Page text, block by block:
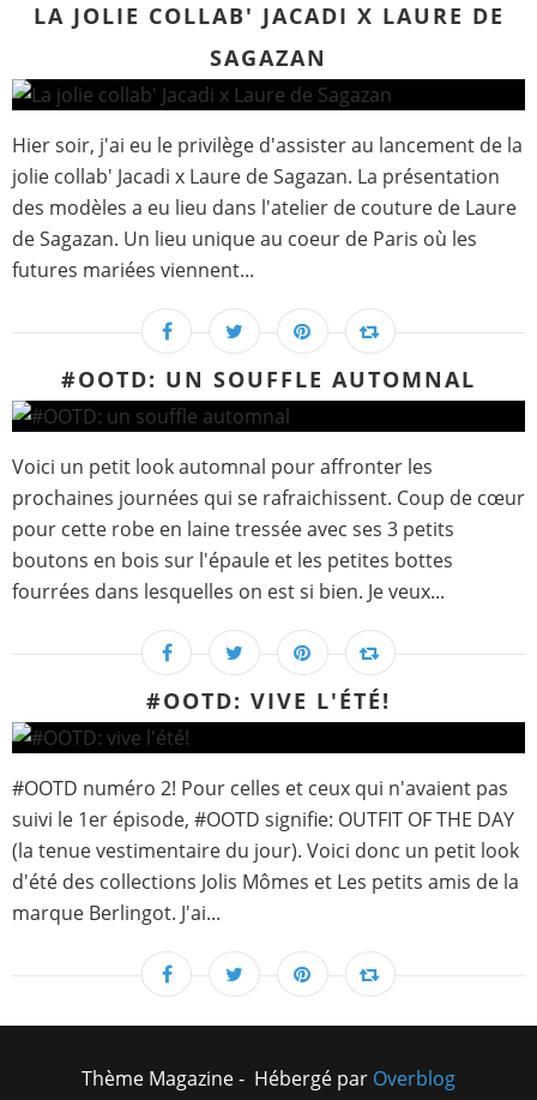
LA JOLIE COLLAB' JACADI X LAURE DE
SAGAZAN
Hier soir, j'ai eu le privilège d'assister au lancement de la
jolie collab' Jacadi x Laure de Sagazan. La présentation
des modèles a eu lieu dans l'atelier de couture de Laure
de Sagazan. Un lieu unique au coeur de Paris où les
futures mariées viennent...
#OOTD: UN SOUFFLE AUTOMNAL
Voici un petit look automnal pour affronter les
prochaines journées qui se rafraichissent. Coup de cœur
pour cette robe en laine tressée avec ses 3 petits
boutons en bois sur l'épaule et les petites bottes
fourrées dans lesquelles on est si bien. Je veux...
#OOTD: VIVE L'ÉTÉ!
#OOTD numéro 2! Pour celles et ceux qui n'avaient pas
suivi le 1er épisode, #OOTD signifie: OUTFIT OF THE DAY
(la tenue vestimentaire du jour). Voici donc un petit look
d'été des collections Jolis Mômes et Les petits amis de la
marque Berlingot. J'ai...
Thème Magazine - Hébergé par Overblog